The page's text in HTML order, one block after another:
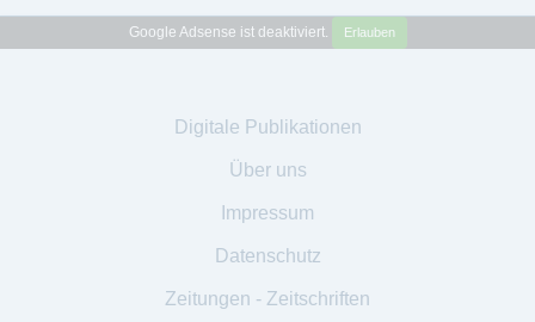
Google Adsense ist deaktiviert. Erlauben
Digitale Publikationen
Über uns
Impressum
Datenschutz
Zeitungen - Zeitschriften